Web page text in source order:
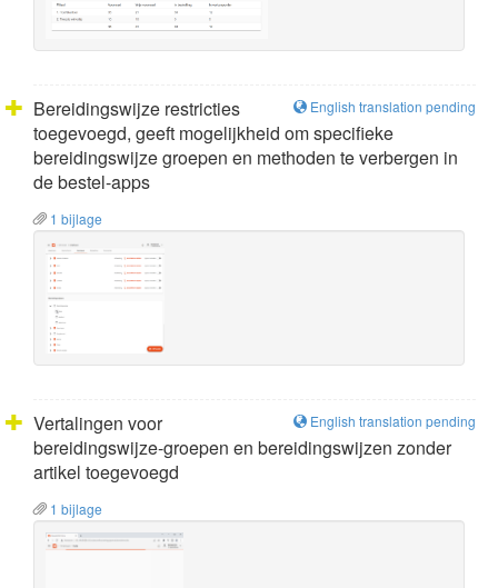
English translation pending
Bereidingswijze restricties
toegevoegd, geeft mogelijkheid om specifieke
bereidingswijze groepen en methoden te verbergen in
de bestel-apps
1 bijlage
English translation pending
Vertalingen voor
bereidingswijze-groepen en bereidingswijzen zonder
artikel toegevoegd
1 bijlage